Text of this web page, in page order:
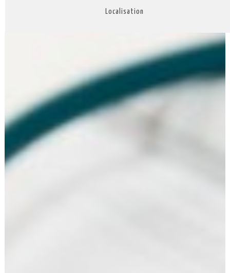
Localisation